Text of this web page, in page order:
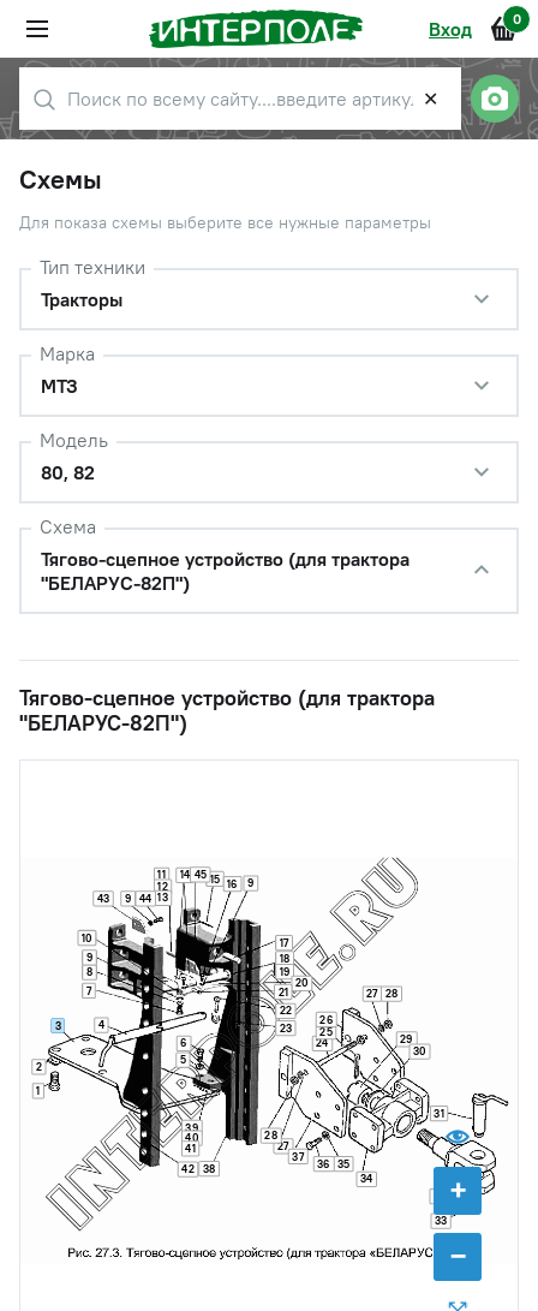
Вход 0
✕
Схемы
Для показа схемы выберите все нужные параметры
Тип техники
Тракторы
Марка
МТЗ
Модель
80, 82
Схема
Тягово-сцепное устройство (для трактора
"БЕЛАРУС-82П")
Тягово-сцепное устройство (для трактора
"БЕЛАРУС-82П")
+
−
1
2
3 4
5
6
7
8
9
9
9
10
11
12
13
14 15 16
17
18
19
20
21
22
23
24
25
26
27
27
28
28
29
30
31
33
34
35
36
37
38
39
40
41
42
43 44
45